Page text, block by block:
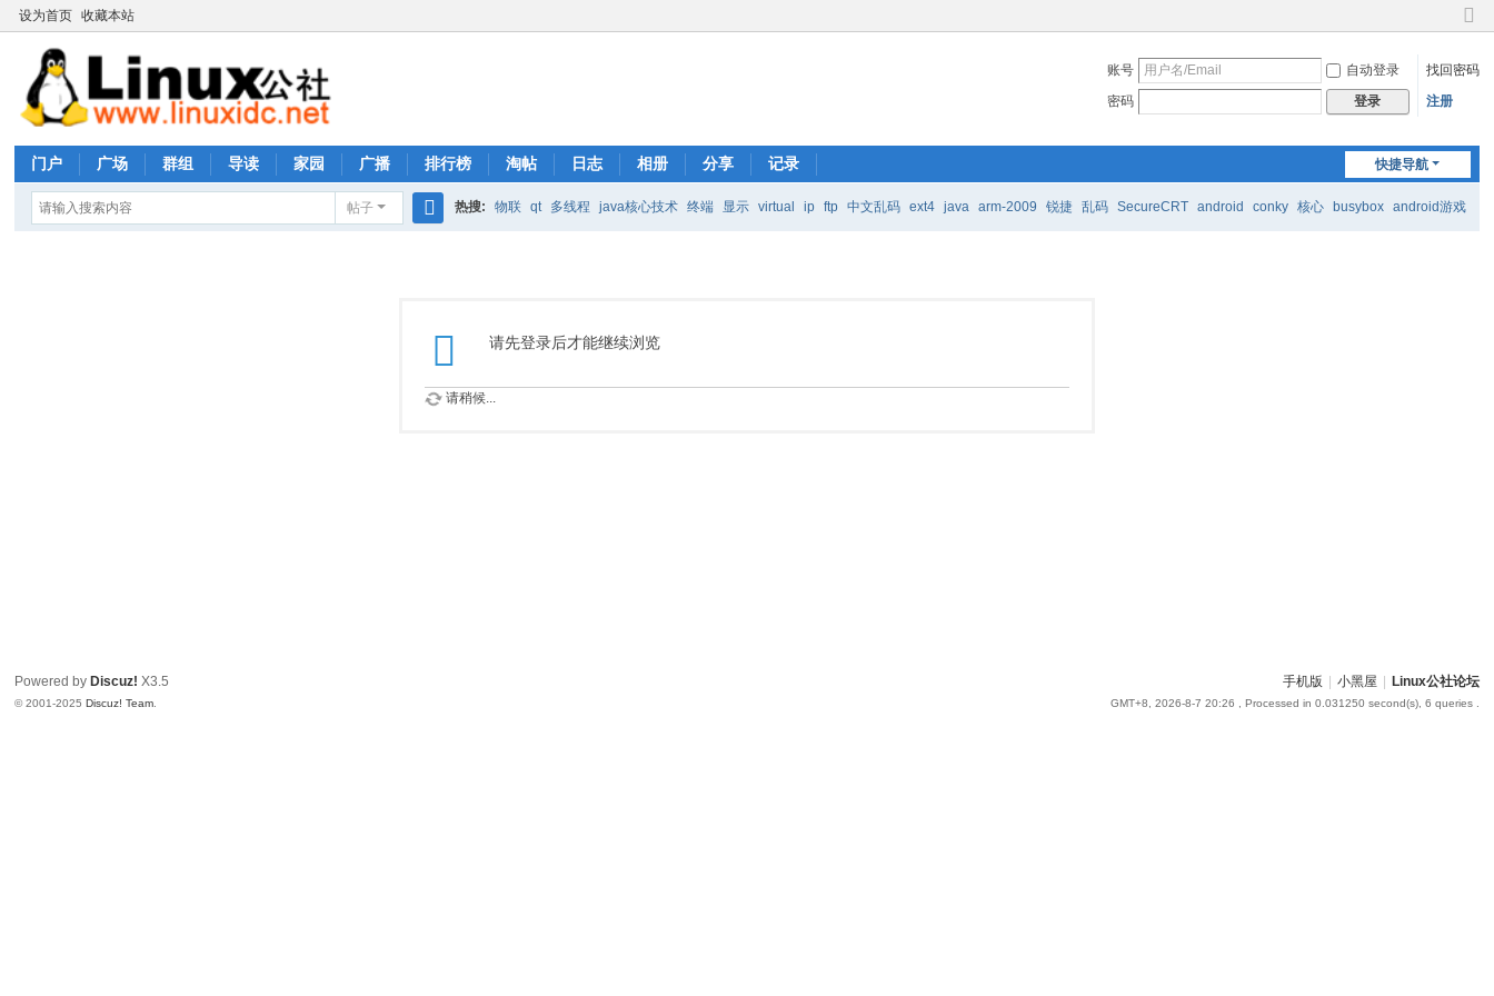
设为首页 收藏本站
切
到
账号 自动登录
找回密码
密码
登录 注册
快捷导航
门户 广场 群组 导读 家园 广播 排行榜 淘帖 日志 相册 分享 记录
帖子 热搜: 物联 qt 多线程 java核心技术 终端 显示 virtual ip ftp 中文乱码 ext4 java arm-2009 锐捷 乱码 SecureCRT android conky 核心 busybox android游戏
请先登录后才能继续浏览
请稍候...
手机版 小黑屋 Linux公社论坛
GMT+8, 2026-8-7 20:26 , Processed in 0.031250 second(s), 6 queries .
Powered by Discuz! X3.5
© 2001-2025Discuz! Team